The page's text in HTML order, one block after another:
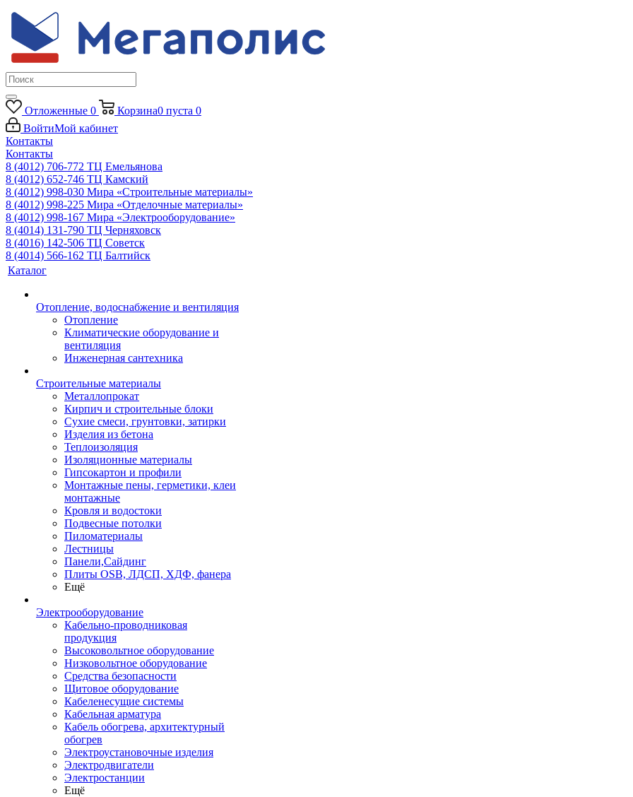
Отложенные 0 Корзина0 пуста 0
ВойтиМой кабинет
Контакты
Контакты
8 (4012) 706-772 ТЦ Емельянова
8 (4012) 652-746 ТЦ Камский
8 (4012) 998-030 Мира «Строительные материалы»
8 (4012) 998-225 Мира «Отделочные материалы»
8 (4012) 998-167 Мира «Электрооборудование»
8 (4014) 131-790 ТЦ Черняховск
8 (4016) 142-506 ТЦ Советск
8 (4014) 566-162 ТЦ Балтийск
Каталог
Отопление, водоснабжение и вентиляция
Отопление
Климатические оборудование и
вентиляция
Инженерная сантехника
Строительные материалы
Металлопрокат
Кирпич и строительные блоки
Сухие смеси, грунтовки, затирки
Изделия из бетона
Теплоизоляция
Изоляционные материалы
Гипсокартон и профили
Монтажные пены, герметики, клеи
монтажные
Кровля и водостоки
Подвесные потолки
Пиломатериалы
Лестницы
Панели,Сайдинг
Плиты OSB, ЛДСП, ХДФ, фанера
Ещё
Электрооборудование
Кабельно-проводниковая
продукция
Высоковольтное оборудование
Низковольтное оборудование
Средства безопасности
Щитовое оборудование
Кабеленесущие системы
Кабельная арматура
Кабель обогрева, архитектурный
обогрев
Электроустановочные изделия
Электродвигатели
Электростанции
Ещё